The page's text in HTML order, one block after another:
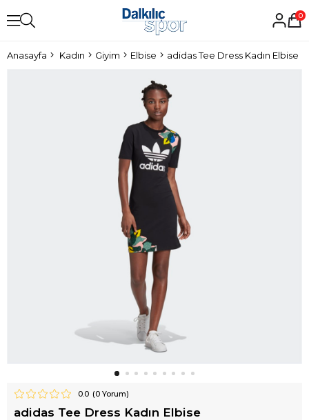
0
Anasayfa Kadın Giyim Elbise adidas Tee Dress Kadın Elbise
0.0 (0Yorum)
adidas Tee Dress Kadın Elbise